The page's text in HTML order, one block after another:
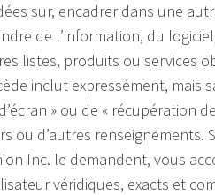
sur, encadrer dans une
de l’information, du
listes, produits ou services
inclut expressément, mais
» ou de « récupération
ou d’autres renseignements.
Inc. le demandent, vous
véridiques, exacts et